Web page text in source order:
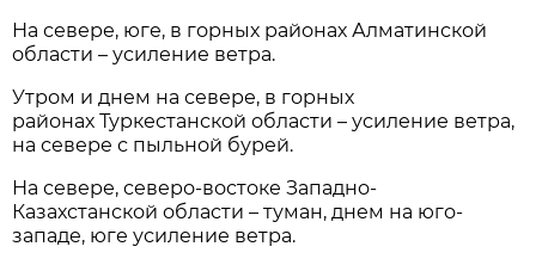
На севере, юге, в горных районах Алматинской
области – усиление ветра.
Утром и днем на севере, в горных
районах Туркестанской области – усиление ветра,
на севере с пыльной бурей.
На севере, северо-востоке Западно-
Казахстанской области – туман, днем на юго-
западе, юге усиление ветра.